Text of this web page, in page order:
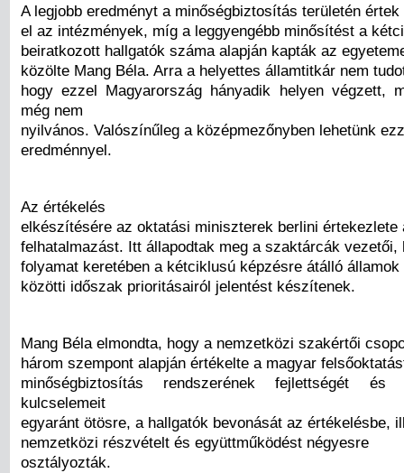
A legjobb eredményt a minőségbiztosítás területén értek
el az intézmények, míg a leggyengébb minősítést a
beiratkozott hallgatók száma alapján kapták az
közölte Mang Béla. Arra a helyettes államtitkár nem
hogy ezzel Magyarország hányadik helyen végzett,
még nem
nyilvános. Valószínűleg a középmezőnyben lehetünk
eredménnyel.
Az értékelés
elkészítésére az oktatási miniszterek berlini értekezlete
felhatalmazást. Itt állapodtak meg a szaktárcák vezetői,
folyamat keretében a kétciklusú képzésre átálló államok
közötti időszak prioritásairól jelentést készítenek.
Mang Béla elmondta, hogy a nemzetközi szakértői
három szempont alapján értékelte a magyar
minőségbiztosítás rendszerének fejlettségét
kulcselemeit
egyaránt ötösre, a hallgatók bevonását az értékelésbe,
nemzetközi részvételt és együttműködést négyesre
osztályozták.